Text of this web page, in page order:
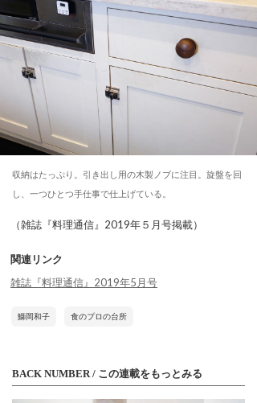
収納はたっぷり。引き出し用の木製ノブに注目。旋盤を回
し、一つひとつ手仕事で仕上げている。
（雑誌『料理通信』2019年５月号掲載）
関連リンク
雑誌『料理通信』2019年5月号
鰤岡和子 食のプロの台所
BACK NUMBER / この連載をもっとみる